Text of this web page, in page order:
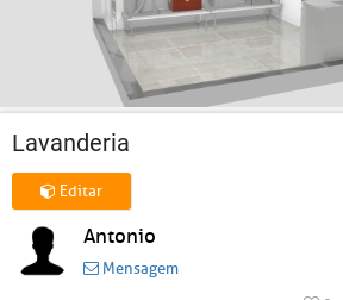
Lavanderia
Editar
Antonio
Mensagem